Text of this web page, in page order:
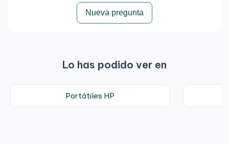
Nueva pregunta
Lo has podido ver en
Portátiles HP